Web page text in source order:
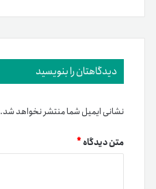
دیدگاهتان را بنویسید
نشانی ایمیل شما منتشر نخواهد شد.
متن دیدگاه*